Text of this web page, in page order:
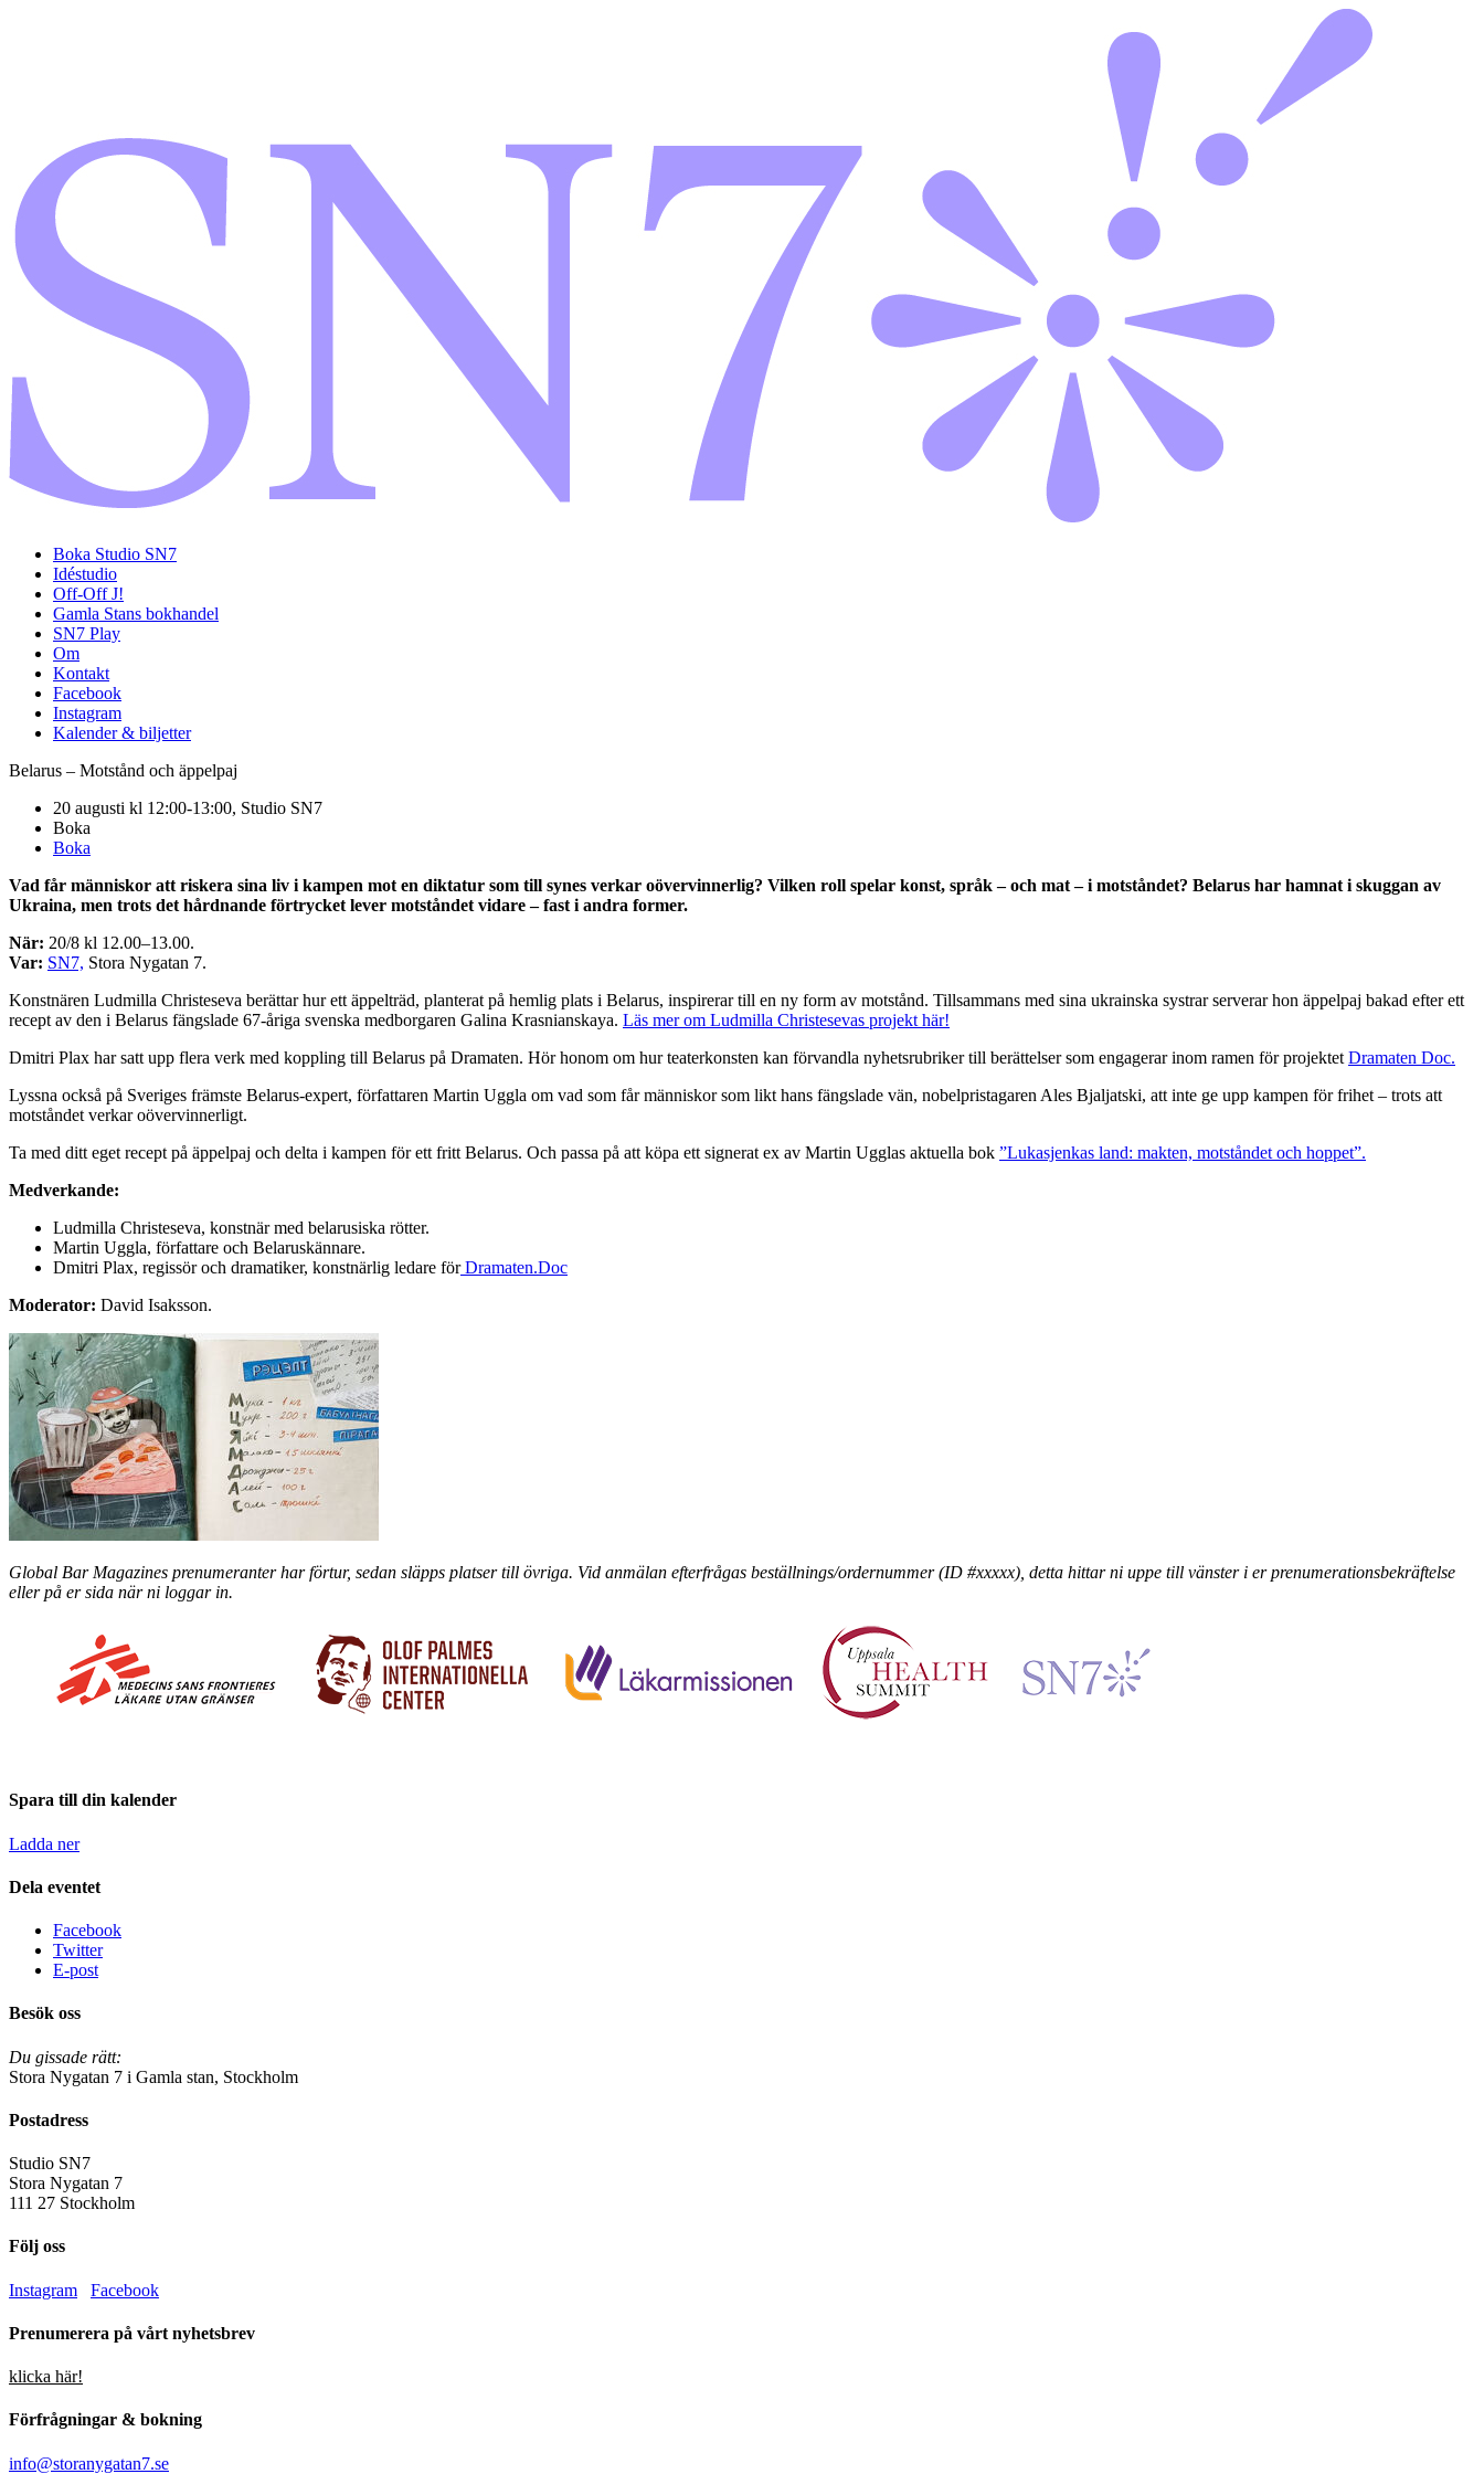
Boka Studio SN7
Idéstudio
Off-Off J!
Gamla Stans bokhandel
SN7 Play
Om
Kontakt
Facebook
Instagram
Kalender & biljetter
Belarus – Motstånd och äppelpaj
20 augusti kl 12:00-13:00, Studio SN7
Boka
Boka
Vad får människor att riskera sina liv i kampen mot en diktatur som till synes verkar oövervinnerlig? Vilken roll spelar konst, språk – och mat – i motståndet? Belarus har hamnat i skuggan av
Ukraina, men trots det hårdnande förtrycket lever motståndet vidare – fast i andra former.
När: 20/8 kl 12.00–13.00.
Var: SN7, Stora Nygatan 7.
Konstnären Ludmilla Christeseva berättar hur ett äppelträd, planterat på hemlig plats i Belarus, inspirerar till en ny form av motstånd. Tillsammans med sina ukrainska systrar serverar hon äppelpaj bakad efter ett
recept av den i Belarus fängslade 67-åriga svenska medborgaren Galina Krasnianskaya. Läs mer om Ludmilla Christesevas projekt här!
Dmitri Plax har satt upp flera verk med koppling till Belarus på Dramaten. Hör honom om hur teaterkonsten kan förvandla nyhetsrubriker till berättelser som engagerar inom ramen för projektet Dramaten Doc.
Lyssna också på Sveriges främste Belarus-expert, författaren Martin Uggla om vad som får människor som likt hans fängslade vän, nobelpristagaren Ales Bjaljatski, att inte ge upp kampen för frihet – trots att
motståndet verkar oövervinnerligt.
Ta med ditt eget recept på äppelpaj och delta i kampen för ett fritt Belarus. Och passa på att köpa ett signerat ex av Martin Ugglas aktuella bok ”Lukasjenkas land: makten, motståndet och hoppet”.
Medverkande:
Ludmilla Christeseva, konstnär med belarusiska rötter.
Martin Uggla, författare och Belaruskännare.
Dmitri Plax, regissör och dramatiker, konstnärlig ledare förDramaten.Doc
Moderator: David Isaksson.
Global Bar Magazines prenumeranter har förtur, sedan släpps platser till övriga. Vid anmälan efterfrågas beställnings/ordernummer (ID #xxxxx), detta hittar ni uppe till vänster i er prenumerationsbekräftelse
eller på er sida när ni loggar in.
Spara till din kalender
Ladda ner
Dela eventet
Facebook
Twitter
E-post
Besök oss
Du gissade rätt:
Stora Nygatan 7 i Gamla stan, Stockholm
Postadress
Studio SN7
Stora Nygatan 7
111 27 Stockholm
Följ oss
Instagram Facebook
Prenumerera på vårt nyhetsbrev
klicka här!
Förfrågningar & bokning
info@storanygatan7.se